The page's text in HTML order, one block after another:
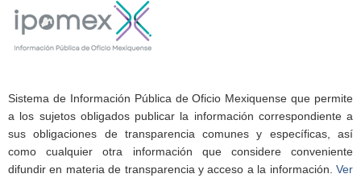
Sistema de Información Pública de Oficio Mexiquense que permite
a los sujetos obligados publicar la información correspondiente a
sus obligaciones de transparencia comunes y específicas, así
como cualquier otra información que considere conveniente
difundir en materia de transparencia y acceso a la información. Ver